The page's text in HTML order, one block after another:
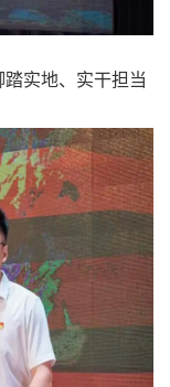
实地、实干担当